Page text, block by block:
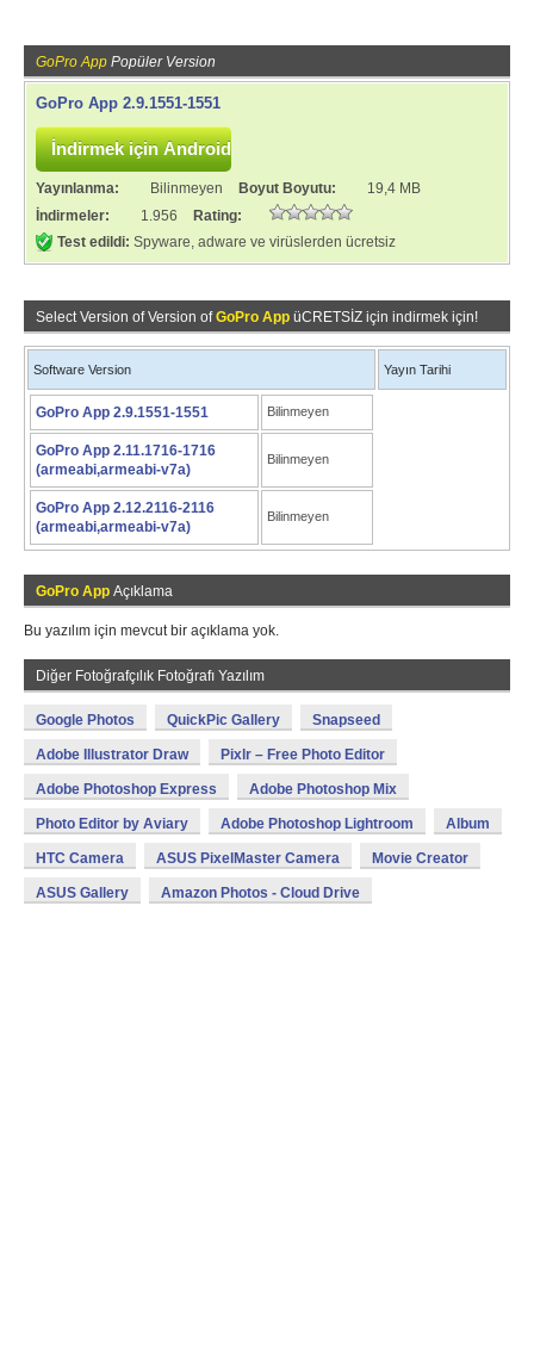
GoPro App Popüler Version
GoPro App 2.9.1551-1551
Yayınlanma: Bilinmeyen Boyut Boyutu:
19,4 MB
İndirmeler:
1.956
Rating:
Test edildi: Spyware, adware ve virüslerden ücretsiz
Select Version of Version ofGoPro App üCRETSİZ için indirmek için!
Software Version Yayın Tarihi
GoPro App 2.9.1551-1551 Bilinmeyen
GoPro App 2.11.1716-1716
(armeabi,armeabi-v7a)
Bilinmeyen
GoPro App 2.12.2116-2116
(armeabi,armeabi-v7a)
Bilinmeyen
GoPro App Açıklama
Bu yazılım için mevcut bir açıklama yok.
Diğer Fotoğrafçılık Fotoğrafı Yazılım
Google Photos QuickPic Gallery Snapseed
Adobe Illustrator Draw Pixlr – Free Photo Editor
Adobe Photoshop Express Adobe Photoshop Mix
Photo Editor by Aviary Adobe Photoshop Lightroom Album
HTC Camera ASUS PixelMaster Camera Movie Creator
ASUS Gallery Amazon Photos - Cloud Drive